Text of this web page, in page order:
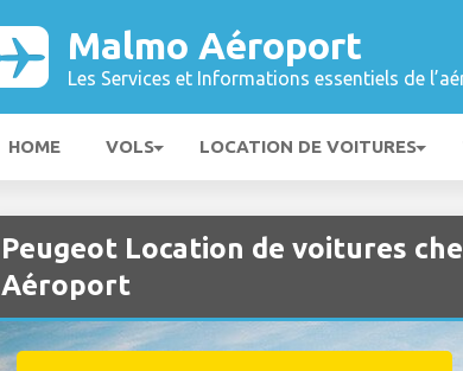
Malmo Aéroport
Les Services et Informations essentiels de
HOME VOLS LOCATION DE VOITURES
Peugeot Location de voitures
Aéroport